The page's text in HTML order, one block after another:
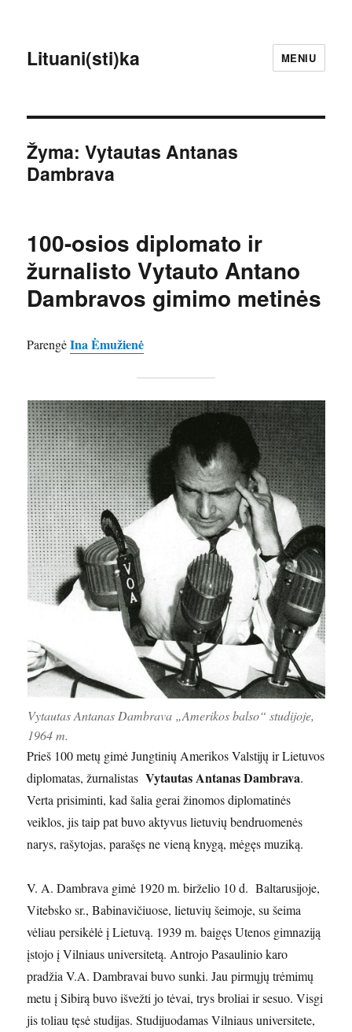
Lituani(sti)ka MENIU
Žyma:Vytautas Antanas
Dambrava
100-osios diplomato ir
žurnalisto Vytauto Antano
Dambravos gimimo metinės
ParengėIna Ėmužienė
Vytautas Antanas Dambrava „Amerikos balso“ studijoje,
1964 m.
Prieš 100 metų gimė Jungtinių Amerikos Valstijų ir Lietuvos
diplomatas, žurnalistasVytautas Antanas Dambrava.
Verta prisiminti, kad šalia gerai žinomos diplomatinės
veiklos, jis taip pat buvo aktyvus lietuvių bendruomenės
narys, rašytojas, parašęs ne vieną knygą, mėgęs muziką.
V. A. Dambrava gimė 1920 m. birželio 10 d. Baltarusijoje,
Vitebsko sr., Babinavičiuose, lietuvių šeimoje, su šeima
vėliau persikėlė į Lietuvą. 1939 m. baigęs Utenos gimnaziją
įstojo į Vilniaus universitetą. Antrojo Pasaulinio karo
pradžia V.A. Dambravai buvo sunki. Jau pirmųjų trėmimų
metu į Sibirą buvo išvežti jo tėvai, trys broliai ir sesuo. Visgi
jis toliau tęsė studijas. Studijuodamas Vilniaus universitete,